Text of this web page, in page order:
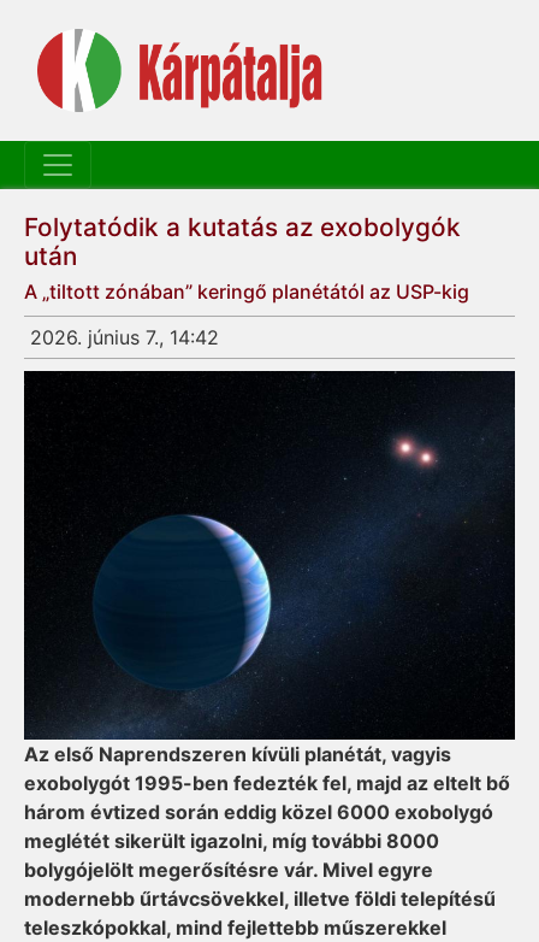
Folytatódik a kutatás az exobolygók
után
A „tiltott zónában” keringő planétától az USP-kig
2026. június 7., 14:42
Az első Naprendszeren kívüli planétát, vagyis
exobolygót 1995-ben fedezték fel, majd az eltelt bő
három évtized során eddig közel 6000 exobolygó
meglétét sikerült igazolni, míg további 8000
bolygójelölt megerősítésre vár. Mivel egyre
modernebb űrtávcsövekkel, illetve földi telepítésű
teleszkópokkal, mind fejlettebb műszerekkel